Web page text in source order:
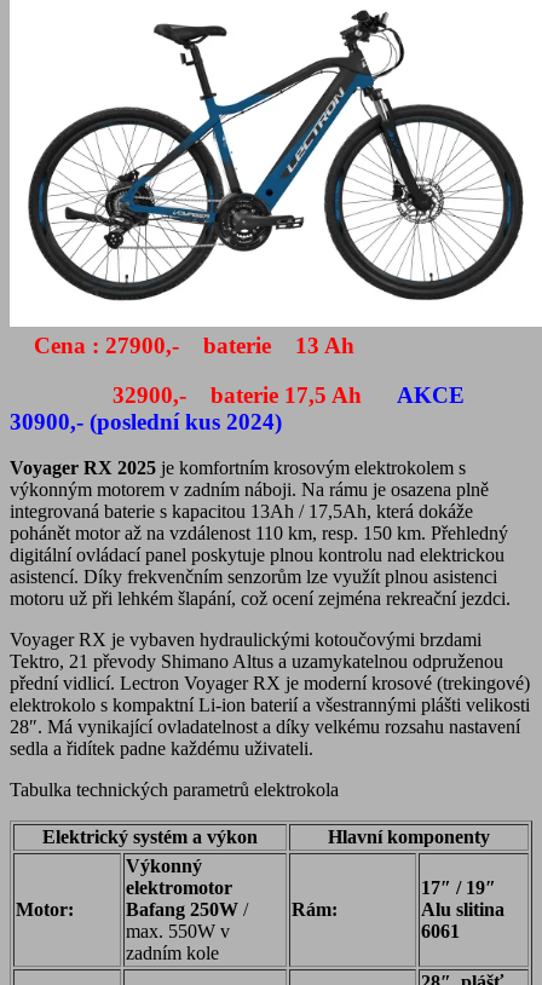
Cena : 27900,- baterie 13 Ah
32900,- baterie 17,5 Ah AKCE
30900,- (poslední kus 2024)
Voyager RX 2025 je komfortním krosovým elektrokolem s
výkonným motorem v zadním náboji. Na rámu je osazena plně
integrovaná baterie s kapacitou 13Ah / 17,5Ah, která dokáže
pohánět motor až na vzdálenost 110 km, resp. 150 km. Přehledný
digitální ovládací panel poskytuje plnou kontrolu nad elektrickou
asistencí. Díky frekvenčním senzorům lze využít plnou asistenci
motoru už při lehkém šlapání, což ocení zejména rekreační jezdci.
Voyager RX je vybaven hydraulickými kotoučovými brzdami
Tektro, 21 převody Shimano Altus a uzamykatelnou odpruženou
přední vidlicí. Lectron Voyager RX je moderní krosové (trekingové)
elektrokolo s kompaktní Li-ion baterií a všestrannými plášti velikosti
28″. Má vynikající ovladatelnost a díky velkému rozsahu nastavení
sedla a řidítek padne každému uživateli.
Tabulka technických parametrů elektrokola
Elektrický systém a výkon Hlavní komponenty
Motor:
Výkonný
elektromotor
Bafang 250W /
max. 550W v
zadním kole
Rám:
17″ / 19″
Alu slitina
6061